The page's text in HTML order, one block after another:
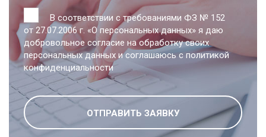
В соответствии с требованиями ФЗ № 152
от 27.07.2006 г. «О персональных данных» я даю
добровольное согласие на обработку своих
персональных данных и соглашаюсь с политикой
конфиденциальности
ОТПРАВИТЬ ЗАЯВКУ